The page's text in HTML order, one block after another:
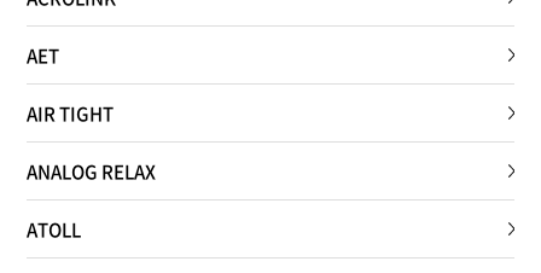
AET
AIR TIGHT
ANALOG RELAX
ATOLL